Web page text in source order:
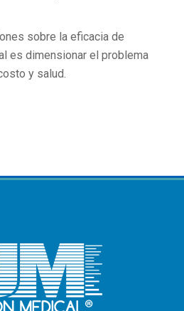
sobre la eficacia de
es dimensionar el problema
y salud.